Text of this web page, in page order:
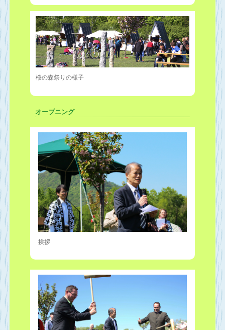
桜の森祭りの様子
オープニング
挨拶